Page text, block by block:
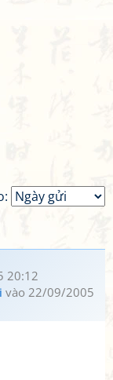
20:12
vào 22/09/2005